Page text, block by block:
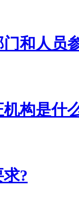
和人员
构是什
?